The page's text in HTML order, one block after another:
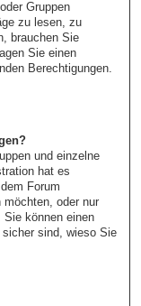
Gruppen
zu lesen, zu
brauchen Sie
Sie einen
Berechtigungen.
und einzelne
hat es
Forum
oder nur
Sie können einen
sind, wieso Sie